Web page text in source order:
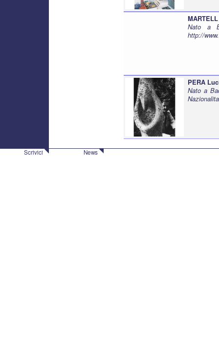
Nato a
http://
PERA
Nato a
Scrivici News